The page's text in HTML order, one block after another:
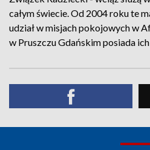
całym świecie. Od 2004 roku te
udział w misjach pokojowych w
w Pruszczu Gdańskim posiada